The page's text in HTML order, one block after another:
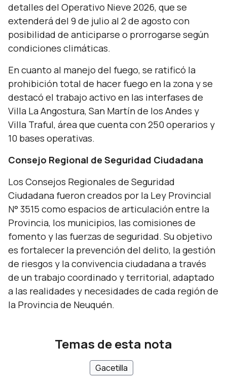
detalles del Operativo Nieve 2026, que se
extenderá del 9 de julio al 2 de agosto con
posibilidad de anticiparse o prorrogarse según
condiciones climáticas.
En cuanto al manejo del fuego, se ratificó la
prohibición total de hacer fuego en la zona y se
destacó el trabajo activo en las interfases de
Villa La Angostura, San Martín de los Andes y
Villa Traful, área que cuenta con 250 operarios y
10 bases operativas.
Consejo Regional de Seguridad Ciudadana
Los Consejos Regionales de Seguridad
Ciudadana fueron creados por la Ley Provincial
N° 3515 como espacios de articulación entre la
Provincia, los municipios, las comisiones de
fomento y las fuerzas de seguridad. Su objetivo
es fortalecer la prevención del delito, la gestión
de riesgos y la convivencia ciudadana a través
de un trabajo coordinado y territorial, adaptado
a las realidades y necesidades de cada región de
la Provincia de Neuquén.
Temas de esta nota
Gacetilla